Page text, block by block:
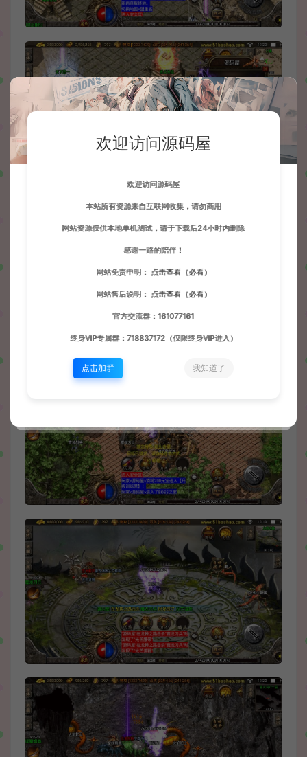
欢迎访问源码屋
欢迎访问源码屋
本站所有资源来自互联网收集，请勿商用
网站资源仅供本地单机测试，请于下载后24小时内删除
感谢一路的陪伴！
网站免责申明： 点击查看（必看）
网站售后说明： 点击查看（必看）
官方交流群：161077161
终身VIP专属群：718837172（仅限终身VIP进入）
点击加群 我知道了